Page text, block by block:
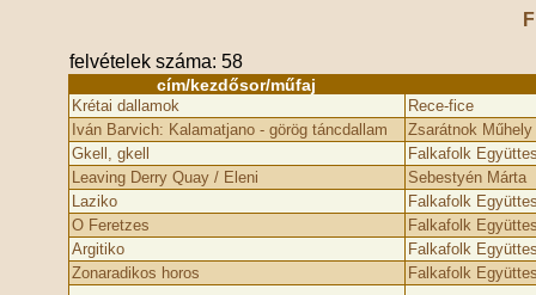
felvételek száma: 58
cím/kezdősor/műfaj
Krétai dallamok
Rece-fice
Iván Barvich: Kalamatjano - görög táncdallam
Zsarátnok Műhely
Gkell, gkell
Falkafolk
Leaving Derry Quay / Eleni
Sebestyén Márta
Laziko
Falkafolk
O Feretzes
Falkafolk
Argitiko
Falkafolk
Zonaradikos horos
Falkafolk